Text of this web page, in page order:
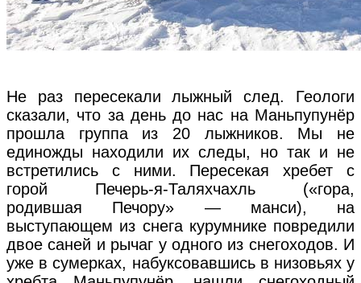
Не раз пересекали лыжный след. Геологи
сказали, что за день до нас на Маньпупунёр
прошла группа из 20 лыжников. Мы не
единожды находили их следы, но так и не
встретились с ними. Пересекая хребет с
горой Печерь-я-Таляхчахль («гора,
родившая Печору» — манси), на
выступающем из снега курумнике повредили
двое саней и рычаг у одного из снегоходов. И
уже в сумерках, набуксовавшись в низовьях у